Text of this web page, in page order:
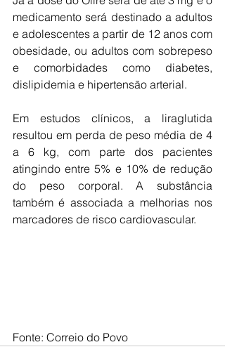
medicamento será destinado a adultos
e adolescentes a partir de 12 anos com
obesidade, ou adultos com sobrepeso
e comorbidades como diabetes,
dislipidemia e hipertensão arterial.
Em estudos clínicos, a liraglutida
resultou em perda de peso média de 4
a 6 kg, com parte dos pacientes
atingindo entre 5% e 10% de redução
do peso corporal. A substância
também é associada a melhorias nos
marcadores de risco cardiovascular.
Fonte: Correio do Povo